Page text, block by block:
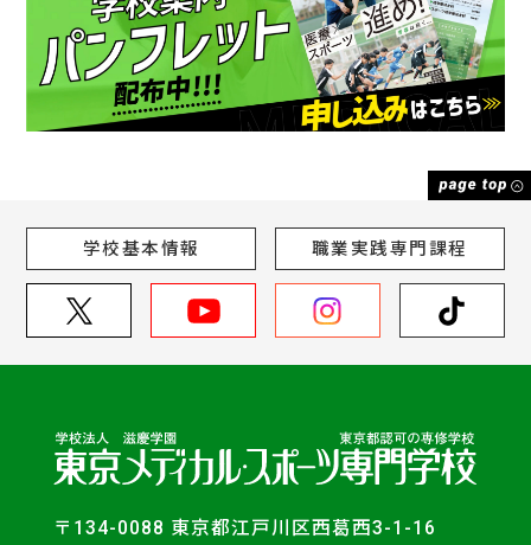
学校基本情報 職業実践専門課程
〒134-0088 東京都江戸川区西葛西3-1-16